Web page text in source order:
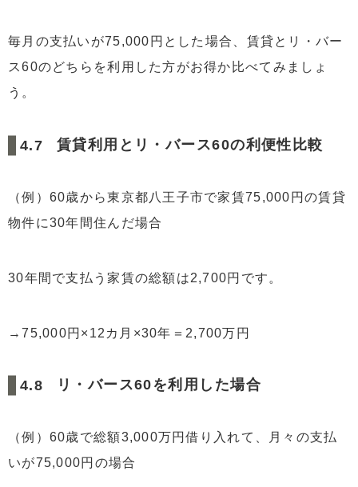
毎月の支払いが75,000円とした場合、賃貸とリ・バー
ス60のどちらを利用した方がお得か比べてみましょ
う。
賃貸利用とリ・バース60の利便性比較
（例）60歳から東京都八王子市で家賃75,000円の賃貸
物件に30年間住んだ場合
30年間で支払う家賃の総額は2,700円です。
→75,000円×12カ月×30年＝2,700万円
リ・バース60を利用した場合
（例）60歳で総額3,000万円借り入れて、月々の支払
いが75,000円の場合